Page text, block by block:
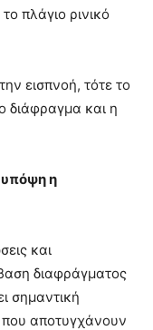
πλάγιο ρινικό
εισπνοή, τότε το
διάφραγμα και η
υπόψη η
και
διαφράγματος
σημαντική
που αποτυγχάνουν